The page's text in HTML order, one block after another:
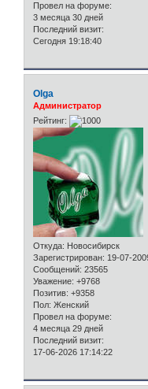
Провел на форуме:
3 месяца 30 дней
Последний визит:
Сегодня 19:18:40
Olga
Администратор
Рейтинг:
Откуда: Новосибирск
Зарегистрирован: 19-07-
Сообщений: 23565
Уважение: +9768
Позитив: +9358
Пол: Женский
Провел на форуме:
4 месяца 29 дней
Последний визит:
17-06-2026 17:14:22